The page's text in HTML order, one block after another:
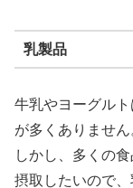
乳製品
牛乳やヨーグル
が多くありません
しかし、多くの
摂取したいので